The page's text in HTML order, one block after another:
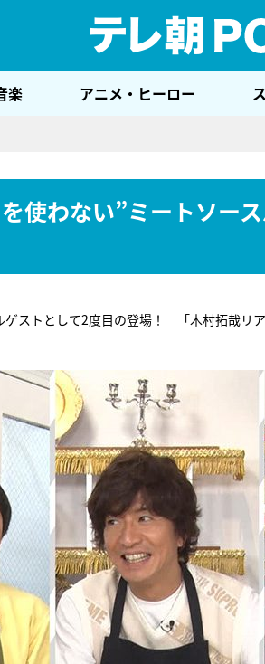
楽 アニメ・ヒーロー
使わない”ミートソー
ゲストとして2度目の登場！ 「木村拓哉リ